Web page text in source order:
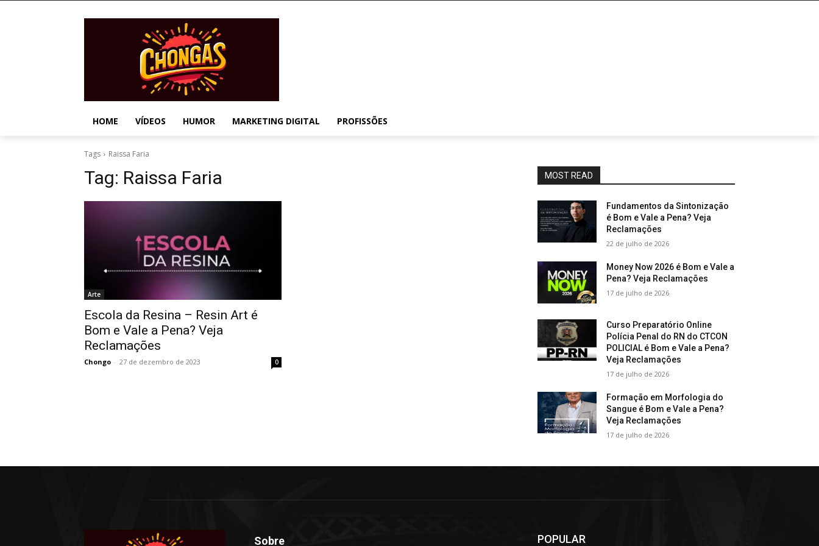
HOME VÍDEOS HUMOR MARKETING DIGITAL PROFISSÕES
Tags Raissa Faria
Tag: Raissa Faria
Arte
Escola da Resina – Resin Art é
Bom e Vale a Pena? Veja
Reclamações
Chongo - 27 de dezembro de 2023 0
MOST READ
Fundamentos da Sintonização
é Bom e Vale a Pena? Veja
Reclamações
22 de julho de 2026
Money Now 2026 é Bom e Vale a
Pena? Veja Reclamações
17 de julho de 2026
Curso Preparatório Online
Polícia Penal do RN do CTCON
POLICIAL é Bom e Vale a Pena?
Veja Reclamações
17 de julho de 2026
Formação em Morfologia do
Sangue é Bom e Vale a Pena?
Veja Reclamações
17 de julho de 2026
Sobre POPULAR